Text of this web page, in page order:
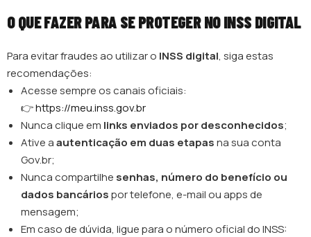
O QUE FAZER PARA SE PROTEGER NO INSS DIGITAL
Para evitar fraudes ao utilizar o INSS digital, siga estas
recomendações:
Acesse sempre os canais oficiais:
👉https://meu.inss.gov.br
Nunca clique em links enviados por desconhecidos;
Ative aautenticação em duas etapasna sua conta
Gov.br;
Nunca compartilhe senhas, número do benefício ou
dados bancáriospor telefone, e-mail ou apps de
mensagem;
Em caso de dúvida, ligue para o número oficial do INSS: